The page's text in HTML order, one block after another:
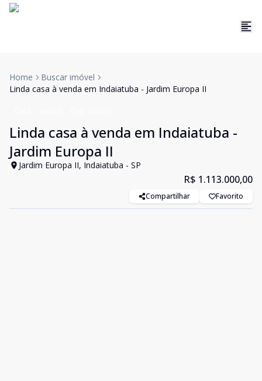
Home
Buscar imóvel
Linda casa à venda em Indaiatuba - Jardim Europa II
Linda casa à venda em Indaiatuba -
Jardim Europa II
Jardim Europa II, Indaiatuba - SP
R$ 1.113.000,00
Compartilhar Favorito